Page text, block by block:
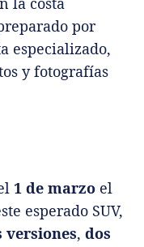
por
especializado,
y fotografías
1 de marzo el
esperado SUV,
versiones, dos